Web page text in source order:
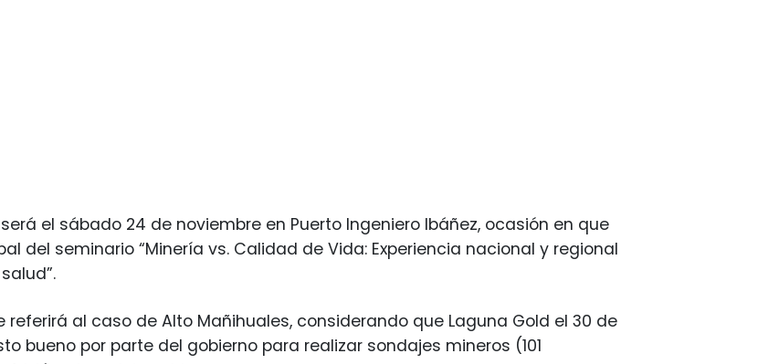
el sábado 24 de noviembre en Puerto Ingeniero Ibáñez, ocasión en que
del seminario “Minería vs. Calidad de Vida: Experiencia nacional y regional
referirá al caso de Alto Mañihuales, considerando que Laguna Gold el 30 de
bueno por parte del gobierno para realizar sondajes mineros (101